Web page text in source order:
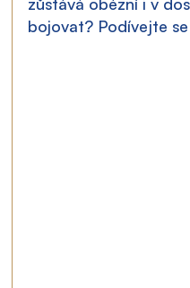
bojovat? Podívejte